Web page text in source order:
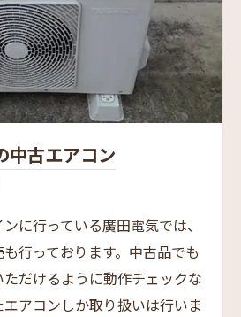
中古エアコン
に行っている廣田電気では、
行っております。中古品でも
だけるように動作チェックな
アコンしか取り扱いは行いま